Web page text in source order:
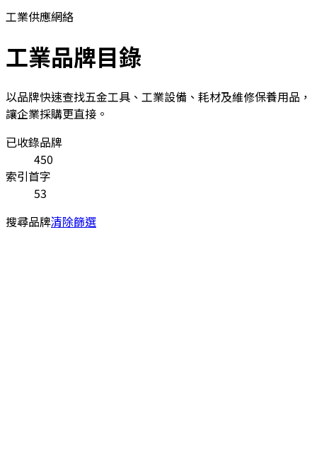
工業供應網絡
工業品牌目錄
以品牌快速查找五金工具、工業設備、耗材及維修保養用品，
讓企業採購更直接。
已收錄品牌
450
索引首字
53
搜尋品牌清除篩選